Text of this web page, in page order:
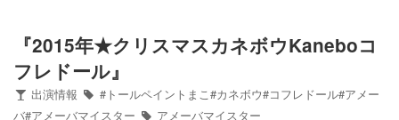
Twitter
『2015年★クリスマスカネボウKaneboコ
フレドール』
出演情報
#トールペイントまこ#カネボウ#コフレドール#アメー
バ#アメーバマイスター
アメーバマイスター